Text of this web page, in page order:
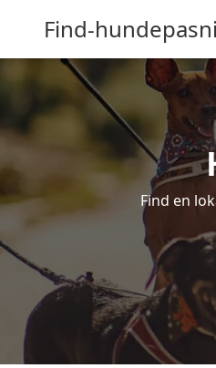
Find-
Find en